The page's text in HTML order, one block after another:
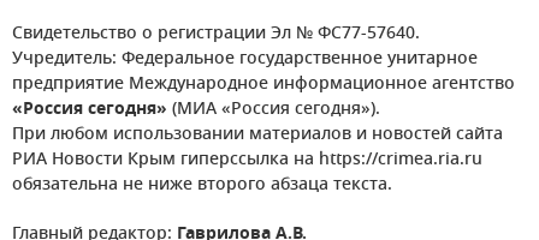
Свидетельство о регистрации Эл № ФС77-57640.
Учредитель: Федеральное государственное унитарное
предприятие Международное информационное агентство
«Россия сегодня» (МИА «Россия сегодня»).
При любом использовании материалов и новостей сайта
РИА Новости Крым гиперссылка на https://crimea.ria.ru
обязательна не ниже второго абзаца текста.
Главный редактор: Гаврилова А.В.